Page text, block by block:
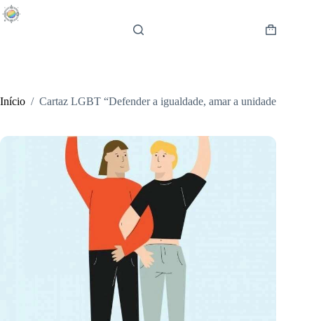
Pular
para
Carrinho
Início / Cartaz LGBT “Defender a igualdade, amar a unidade